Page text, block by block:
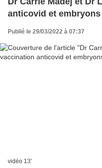
anticovid et embryons
Publié le 29/03/2022 à 07:37
vidéo 13'